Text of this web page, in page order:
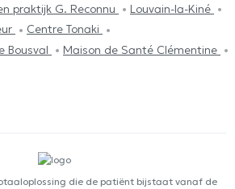
praktijk G. Reconnu
Louvain-la-Kiné
Centre Tonaki
Bousval
Maison de Santé Clémentine
die de patiënt bijstaat vanaf de